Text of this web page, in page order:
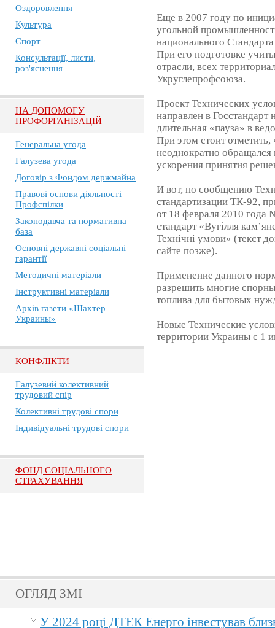
Оздоровлення
Культура
Спорт
Консультації, листи,
роз'яснення
НА ДОПОМОГУ
ПРОФОРГАНІЗАЦІЙ
Генеральна угода
Галузева угода
Договір з Фондом держмайна
Правові основи діяльності
Профспілки
Законодавча та нормативна
база
Основні державні соціальні
гарантії
Методичні матеріали
Інструктивні матеріали
Архів газети «Шахтер
Украины»
КОНФЛІКТИ
Галузевий колективний
трудовий спір
Колективні трудові спори
Індивідуальні трудові спори
ФОНД СОЦІАЛЬНОГО
СТРАХУВАННЯ
Еще в 2007 году по
угольной
национального
При его подготовке
отрасли, всех
Укруглепрофсоюза.
Проект Технических
направлен в Госстандарт
длительная «пауза» в
При этом стоит
неоднократно
ускорения принятия
И вот, по сообщению
стандартизации ТК-92,
от 18 февраля 2010 года
стандарт «Вугілля
Технічні умови» (текст
сайте позже).
Применение данного
разрешить многие
топлива для бытовых
Новые Технические
территории Украины с 1
ОГЛЯД ЗМІ
У 2024 році ДТЕК Енерго інвестував